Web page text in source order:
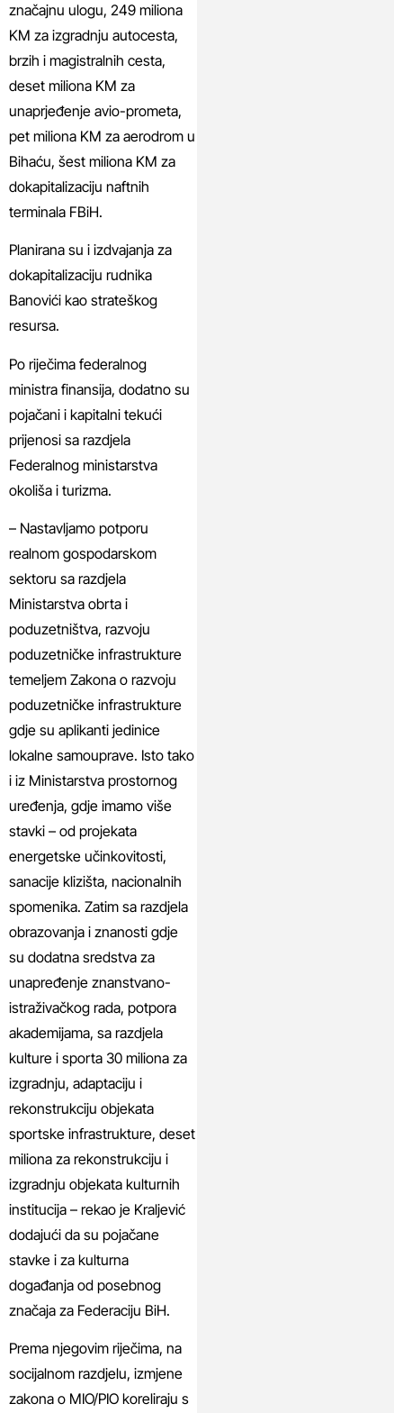
značajnu ulogu, 249 miliona
KM za izgradnju autocesta,
brzih i magistralnih cesta,
deset miliona KM za
unaprjeđenje avio-prometa,
pet miliona KM za aerodrom u
Bihaću, šest miliona KM za
dokapitalizaciju naftnih
terminala FBiH.
Planirana su i izdvajanja za
dokapitalizaciju rudnika
Banovići kao strateškog
resursa.
Po riječima federalnog
ministra finansija, dodatno su
pojačani i kapitalni tekući
prijenosi sa razdjela
Federalnog ministarstva
okoliša i turizma.
– Nastavljamo potporu
realnom gospodarskom
sektoru sa razdjela
Ministarstva obrta i
poduzetništva, razvoju
poduzetničke infrastrukture
temeljem Zakona o razvoju
poduzetničke infrastrukture
gdje su aplikanti jedinice
lokalne samouprave. Isto tako
i iz Ministarstva prostornog
uređenja, gdje imamo više
stavki – od projekata
energetske učinkovitosti,
sanacije klizišta, nacionalnih
spomenika. Zatim sa razdjela
obrazovanja i znanosti gdje
su dodatna sredstva za
unapređenje znanstvano-
istraživačkog rada, potpora
akademijama, sa razdjela
kulture i sporta 30 miliona za
izgradnju, adaptaciju i
rekonstrukciju objekata
sportske infrastrukture, deset
miliona za rekonstrukciju i
izgradnju objekata kulturnih
institucija – rekao je Kraljević
dodajući da su pojačane
stavke i za kulturna
događanja od posebnog
značaja za Federaciju BiH.
Prema njegovim riječima, na
socijalnom razdjelu, izmjene
zakona o MIO/PIO koreliraju s